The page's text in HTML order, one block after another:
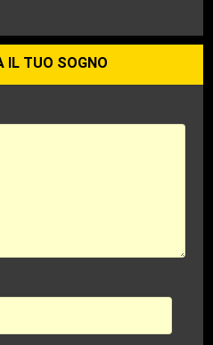
IL TUO SOGNO